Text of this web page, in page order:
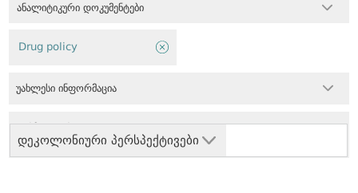
ანალიტიკური დოკუმენტები
დეკოლონიური პერსპექტივები
Drug policy
უახლესი ინფორმაცია